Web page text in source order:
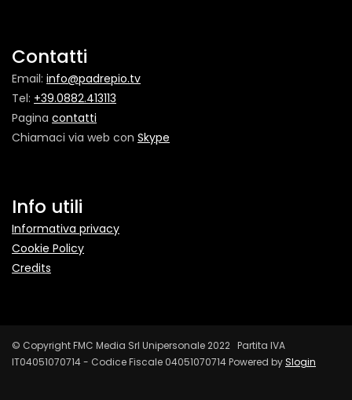
Contatti
Email: info@padrepio.tv
Tel: +39.0882.413113
Pagina contatti
Chiamaci via web con Skype
Info utili
Informativa privacy
Cookie Policy
Credits
© Copyright FMC Media Srl Unipersonale 2022 Partita IVA
IT04051070714 - Codice Fiscale 04051070714 Powered bySlogin